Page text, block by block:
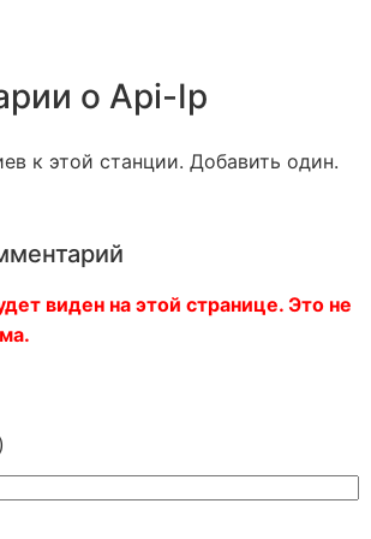
о Api-Ip
к этой станции. Добавить один.
виден на этой странице. Это не